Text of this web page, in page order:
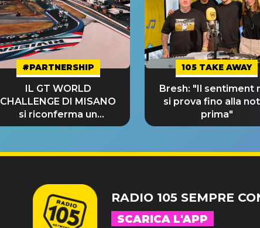
#PARTNERSHIP
IL GT WORLD
CHALLENGE DI MISANO
si riconferma un
GRANDE SUCCESSO!
105 TAKE AWAY
Bresh: "Il sentiment
si prova fino alla
prima"
RADIO 105 SEMPRE
SCARICA L'APP